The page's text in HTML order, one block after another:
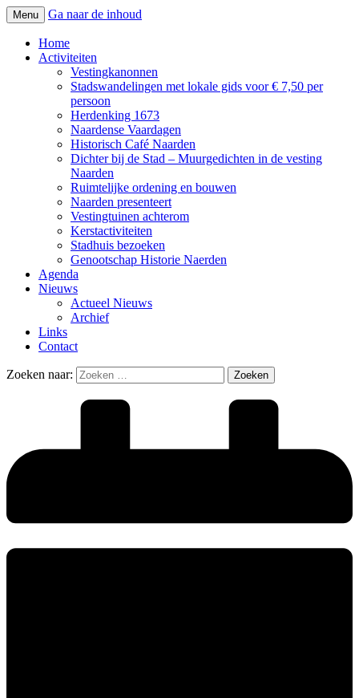
Vereniging Vestingstad Naarden
Menu Ga naar de inhoud
Home
Activiteiten
Vestingkanonnen
Stadswandelingen met lokale gids voor € 7,50 per
persoon
Herdenking 1673
Naardense Vaardagen
Historisch Café Naarden
Dichter bij de Stad – Muurgedichten in de vesting
Naarden
Ruimtelijke ordening en bouwen
Naarden presenteert
Vestingtuinen achterom
Kerstactiviteiten
Stadhuis bezoeken
Genootschap Historie Naerden
Agenda
Nieuws
Actueel Nieuws
Archief
Links
Contact
Zoeken naar: